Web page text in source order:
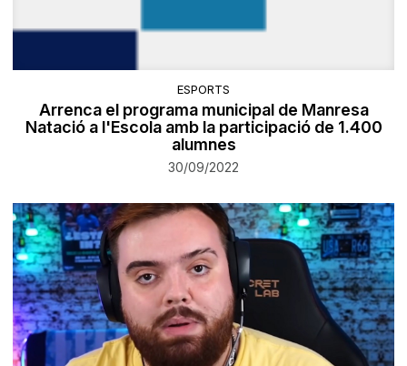
ESPORTS
Arrenca el programa municipal de Manresa
Natació a l'Escola amb la participació de 1.400
alumnes
30/09/2022